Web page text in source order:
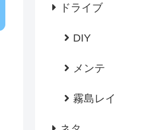
ドライブ
DIY
メンテ
霧島レイ